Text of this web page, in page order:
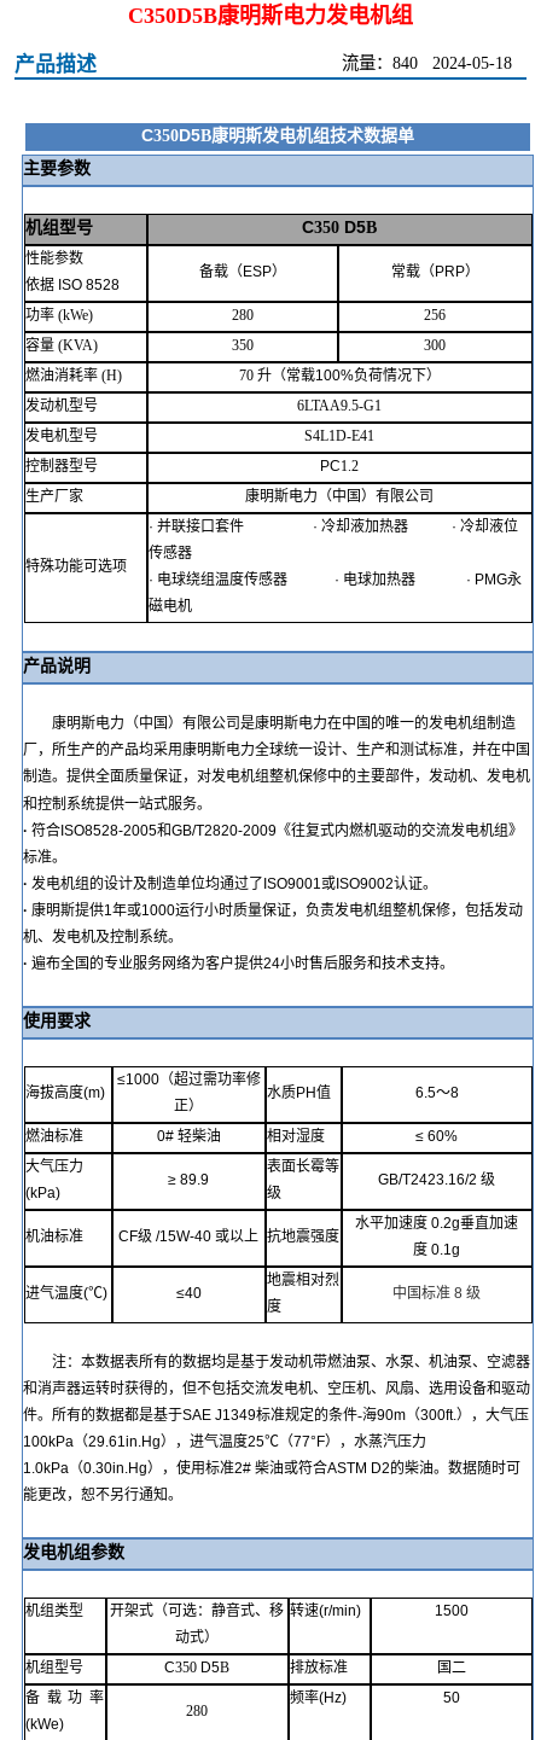
C350D5B康明斯电力发电机组
产品描述 2024-05-18
流量：840
C350D5B康明斯发电机组技术数据单
主要参数
机组型号 C350 D5B
性能参数
依据 ISO 8528
备载（ESP） 常载（PRP）
功率 (kWe) 280
256
容量 (KVA) 350
300
燃油消耗率 (H) 70 升（常载100%负荷情况下）
发动机型号
6LTAA9.5-G1
发电机型号
S4L1D-E41
控制器型号
PC1.2
生产厂家
康明斯电力（中国）有限公司
特殊功能可选项
· 并联接口套件 · 冷却液加热器 · 冷却液位
传感器
· 电球绕组温度传感器 · 电球加热器 · PMG永
磁电机
产品说明
康明斯电力（中国）有限公司是康明斯电力在中国的唯一的发电机组制造
厂，所生产的产品均采用康明斯电力全球统一设计、生产和测试标准，并在中国
制造。提供全面质量保证，对发电机组整机保修中的主要部件，发动机、发电机
和控制系统提供一站式服务。
· 符合 ISO8528-2005和GB/T2820-2009 《往复式内燃机驱动的交流发电机组》
标准。
· 发电机组的设计及制造单位均通过了 ISO9001或 ISO9002认证。
· 康明斯提供1年或1000运行小时质量保证，负责发电机组整机保修，包括发动
机、发电机及控制系统。
· 遍布全国的专业服务网络为客户提供24小时售后服务和技术支持。
使用要求
海拔高度(m)
≤1000（超过需功率修
正）
水质PH值 6.5～8
燃油标准 0# 轻柴油 相对湿度 ≤ 60%
大气压力
(kPa)
≥ 89.9
表面长霉等
级
GB/T2423.16/2 级
机油标准 CF级 /15W-40 或以上 抗地震强度
水平加速度 0.2g垂直加速
度 0.1g
进气温度(℃) ≤40
地震相对烈
度
中国标准 8 级
注：本数据表所有的数据均是基于发动机带燃油泵、水泵、机油泵、空滤器
和消声器运转时获得的，但不包括交流发电机、空压机、风扇、选用设备和驱动
件。所有的数据都是基于SAE J1349标准规定的条件-海90m （300ft.），大气压
100kPa （29.61in.Hg），进气温度25℃ （77°F），水蒸汽压力
1.0kPa （0.30in.Hg），使用标准2#柴油或符合ASTM D2的柴油。数据随时可
能更改，恕不另行通知。
发电机组参数
机组类型
开架式（可选：静音式、移
动式）
转速(r/min) 1500
机组型号 C350 D5B 排放标准 国二
备载功率
(kWe)
280
频率(Hz) 50